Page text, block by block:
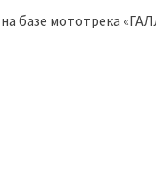
мототрека